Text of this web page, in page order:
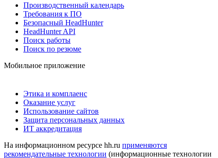
Производственный календарь
Требования к ПО
Безопасный HeadHunter
HeadHunter API
Поиск работы
Поиск по резюме
Мобильное приложение
Этика и комплаенс
Оказание услуг
Использование сайтов
Защита персональных данных
ИТ аккредитация
На информационном ресурсе hh.ru применяются
рекомендательные технологии (информационные технологии